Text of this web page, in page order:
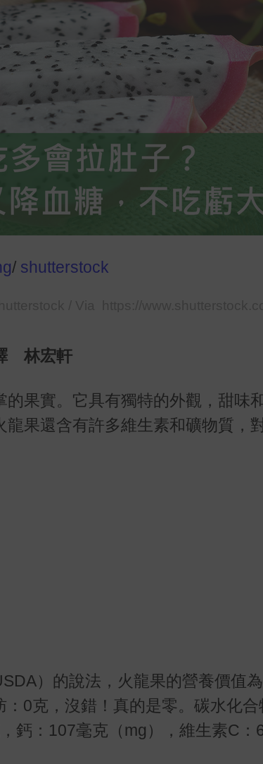
/ shutterstock
林宏軒
的果實。它具有獨特的外觀，甜味
果還含有許多維生素和礦物質，
）的說法，火龍果的營養價值
：0克，沒錯！真的是零。碳水化
，鈣：107毫克（mg），維生素C